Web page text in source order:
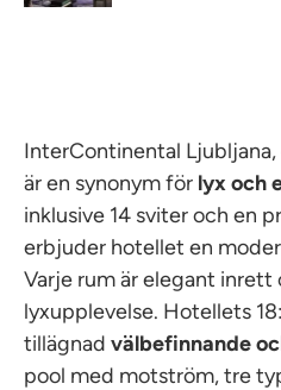
InterContinental
är en synonym för lyx och
inklusive 14 sviter och en
erbjuder hotellet en
Varje rum är elegant
lyxupplevelse. Hotellets
tillägnad välbefinnande
pool med motström, tre